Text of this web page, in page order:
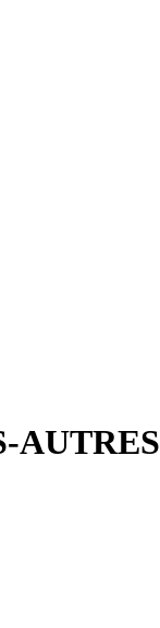
AUTRES